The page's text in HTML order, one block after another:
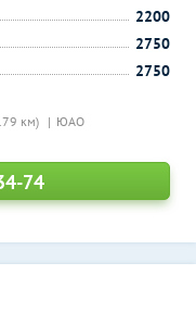
км) ЮАО
2200
2750
2750
74